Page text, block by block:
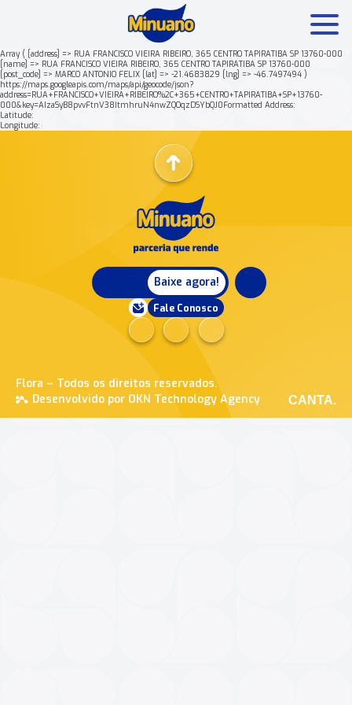
Array ( [address] => RUA FRANCISCO VIEIRA RIBEIRO, 365 CENTRO TAPIRATIBA SP 13760-000
[name] => RUA FRANCISCO VIEIRA RIBEIRO, 365 CENTRO TAPIRATIBA SP 13760-000
[post_code] => MARCO ANTONIO FELIX [lat] => -21.4683829 [lng] => -46.7497494 )
https://maps.googleapis.com/maps/api/geocode/json?
address=RUA+FRANCISCO+VIEIRA+RIBEIRO%2C+365+CENTRO+TAPIRATIBA+SP+13760-
000&key=AIzaSyB8pvvFtnV38ItmhruN4nwZQOqzDSYbQJ0Formatted Address:
Latitude:
Longitude:
Baixe agora!
Fale Conosco
Flora – Todos os direitos reservados.
Desenvolvido por OKN Technology Agency
CANTA.
Mais buscados: Produtos Minuano Rende +
Nossa história